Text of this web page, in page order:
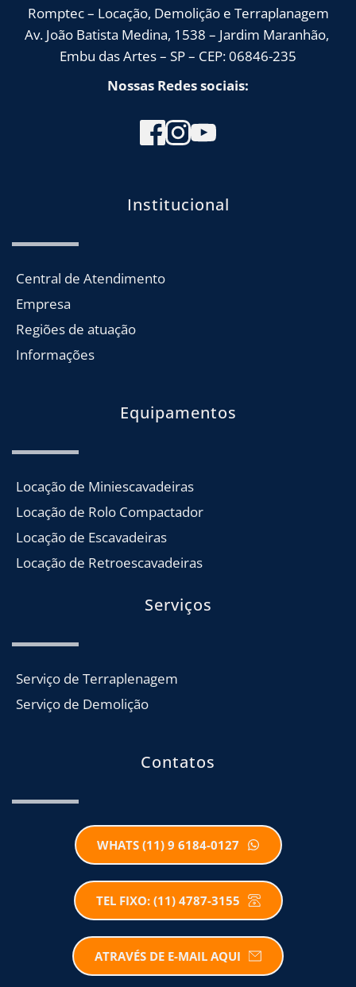
Romptec – Locação, Demolição e Terraplanagem
Av. João Batista Medina, 1538 – Jardim Maranhão,
Embu das Artes – SP – CEP: 06846-235
Nossas Redes sociais:
Institucional
Central de Atendimento
Empresa
Regiões de atuação
Informações
Equipamentos
Locação de Miniescavadeiras
Locação de Rolo Compactador
Locação de Escavadeiras
Locação de Retroescavadeiras
Serviços
Serviço de Terraplenagem
Serviço de Demolição
Contatos
WHATS (11) 9 6184-0127
TEL FIXO: (11) 4787-3155
ATRAVÉS DE E-MAIL AQUI